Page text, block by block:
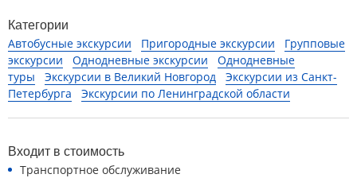
Категории
Автобусные экскурсии Пригородные экскурсии
Групповые
экскурсии
Однодневные экскурсии
Однодневные
туры
Экскурсии в Великий Новгород
Экскурсии из Санкт-
Петербурга
Экскурсии по Ленинградской области
Входит в стоимость
Транспортное обслуживание